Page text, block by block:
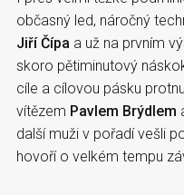
občasný led, náročný
Jiří Čípa a už na prvním
skoro pětiminutový
cíle a cílovou pásku
vítězem Pavlem Brýdlem
další muži v pořadí vešli
hovoří o velkém tempu